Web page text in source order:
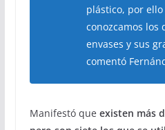
plástico, por
conozcamos los
envases y sus
comentó
Manifestó que existen más